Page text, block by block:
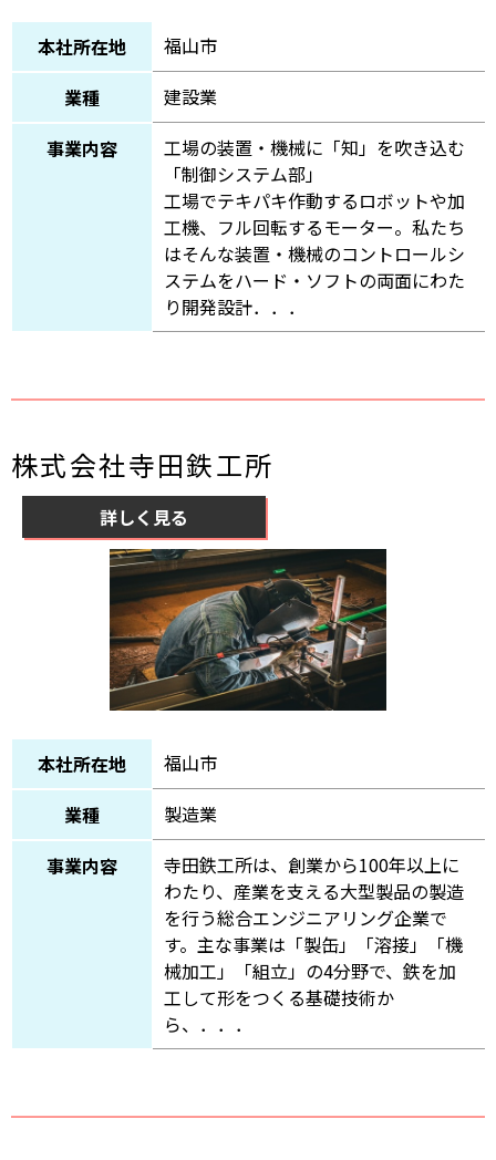
本社所在地
福山市
業種
建設業
事業内容
工場の装置・機械に「知」を吹き込む
「制御システム部」
工場でテキパキ作動するロボットや加
工機、フル回転するモーター。私たち
はそんな装置・機械のコントロールシ
ステムをハード・ソフトの両面にわた
り開発設計．．．
株式会社寺田鉄工所
詳しく見る
本社所在地
福山市
業種
製造業
事業内容
寺田鉄工所は、創業から100年以上に
わたり、産業を支える大型製品の製造
を行う総合エンジニアリング企業で
す。主な事業は「製缶」「溶接」「機
械加工」「組立」の4分野で、鉄を加
工して形をつくる基礎技術か
ら、．．．